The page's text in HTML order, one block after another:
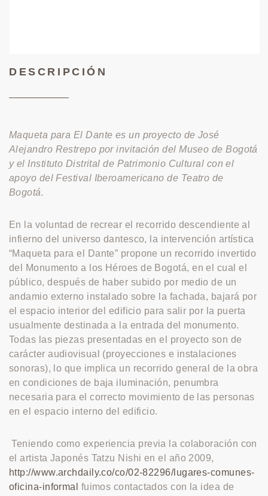
DESCRIPCIÓN
Maqueta para El Dante es un proyecto de José
Alejandro Restrepo por invitación del Museo de Bogotá
y el Instituto Distrital de Patrimonio Cultural con el
apoyo del Festival Iberoamericano de Teatro de
Bogotá.
En la voluntad de recrear el recorrido descendiente al
infierno del universo dantesco, la intervención artística
“Maqueta para el Dante” propone un recorrido invertido
del Monumento a los Héroes de Bogotá, en el cual el
público, después de haber subido por medio de un
andamio externo instalado sobre la fachada, bajará por
el espacio interior del edificio para salir por la puerta
usualmente destinada a la entrada del monumento.
Todas las piezas presentadas en el proyecto son de
carácter audiovisual (proyecciones e instalaciones
sonoras), lo que implica un recorrido general de la obra
en condiciones de baja iluminación, penumbra
necesaria para el correcto movimiento de las personas
en el espacio interno del edificio.
Teniendo como experiencia previa la colaboración con
el artista Japonés Tatzu Nishi en el año 2009,
http://www.archdaily.co/co/02-82296/lugares-comunes-
oficina-informal
fuimos contactados con la idea de